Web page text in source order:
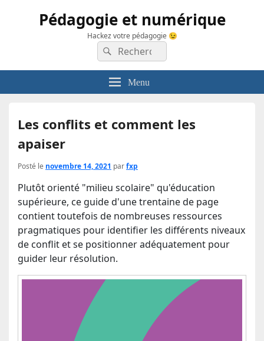
Pédagogie et numérique
Hackez votre pédagogie 😉
Recherche :
Rechercher
Menu
Les conflits et comment les
apaiser
Posté le novembre 14, 2021 parfxp
Plutôt orienté "milieu scolaire" qu'éducation
supérieure, ce guide d'une trentaine de page
contient toutefois de nombreuses ressources
pragmatiques pour identifier les différents niveaux
de conflit et se positionner adéquatement pour
guider leur résolution.